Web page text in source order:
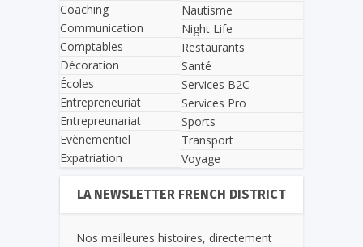
Coaching
Communication
Comptables
Décoration
Écoles
Entrepreneuriat
Entrepreunariat
Evènementiel
Expatriation
Nautisme
Night Life
Restaurants
Santé
Services B2C
Services Pro
Sports
Transport
Voyage
LA NEWSLETTER FRENCH DISTRICT
Nos meilleures histoires, directement